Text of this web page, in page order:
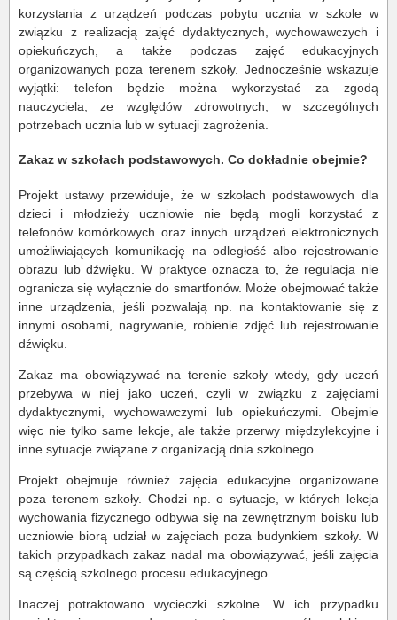
korzystania z urządzeń podczas pobytu ucznia w szkole w
związku z realizacją zajęć dydaktycznych, wychowawczych i
opiekuńczych, a także podczas zajęć edukacyjnych
organizowanych poza terenem szkoły. Jednocześnie wskazuje
wyjątki: telefon będzie można wykorzystać za zgodą
nauczyciela, ze względów zdrowotnych, w szczególnych
potrzebach ucznia lub w sytuacji zagrożenia.
Zakaz w szkołach podstawowych. Co dokładnie obejmie?
Projekt ustawy przewiduje, że w szkołach podstawowych dla
dzieci i młodzieży uczniowie nie będą mogli korzystać z
telefonów komórkowych oraz innych urządzeń elektronicznych
umożliwiających komunikację na odległość albo rejestrowanie
obrazu lub dźwięku. W praktyce oznacza to, że regulacja nie
ogranicza się wyłącznie do smartfonów. Może obejmować także
inne urządzenia, jeśli pozwalają np. na kontaktowanie się z
innymi osobami, nagrywanie, robienie zdjęć lub rejestrowanie
dźwięku.
Zakaz ma obowiązywać na terenie szkoły wtedy, gdy uczeń
przebywa w niej jako uczeń, czyli w związku z zajęciami
dydaktycznymi, wychowawczymi lub opiekuńczymi. Obejmie
więc nie tylko same lekcje, ale także przerwy międzylekcyjne i
inne sytuacje związane z organizacją dnia szkolnego.
Projekt obejmuje również zajęcia edukacyjne organizowane
poza terenem szkoły. Chodzi np. o sytuacje, w których lekcja
wychowania fizycznego odbywa się na zewnętrznym boisku lub
uczniowie biorą udział w zajęciach poza budynkiem szkoły. W
takich przypadkach zakaz nadal ma obowiązywać, jeśli zajęcia
są częścią szkolnego procesu edukacyjnego.
Inaczej potraktowano wycieczki szkolne. W ich przypadku